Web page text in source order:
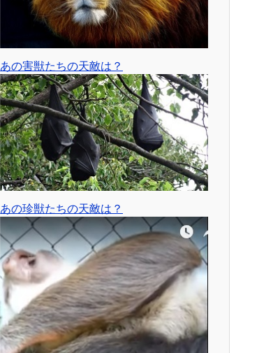
あの害獣たちの天敵は？
あの珍獣たちの天敵は？